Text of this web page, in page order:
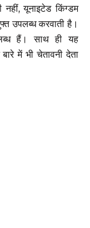
नहीं, यूनाइटेड किंग्डम
उपलब्ध करवाती है।
हैं। साथ ही यह
में भी चेतावनी देता